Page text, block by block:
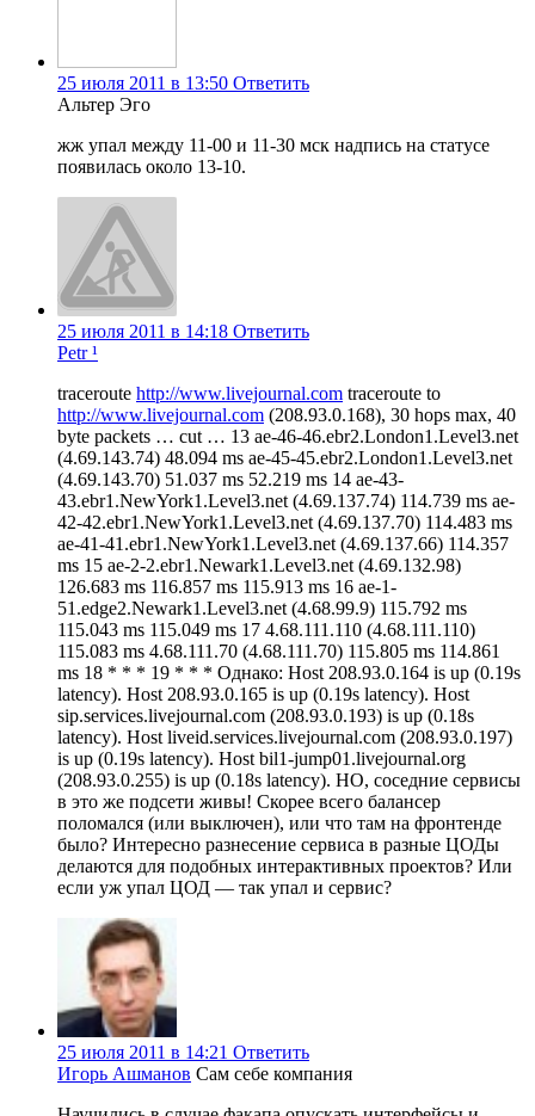
25 июля 2011 в 13:50 Ответить
Альтер Эго
жж упал между 11-00 и 11-30 мск надпись на статусе
появилась около 13-10.
25 июля 2011 в 14:18 Ответить
Petr ¹
traceroute http://www.livejournal.com traceroute to
http://www.livejournal.com (208.93.0.168), 30 hops max, 40
byte packets … cut … 13 ae-46-46.ebr2.London1.Level3.net
(4.69.143.74) 48.094 ms ae-45-45.ebr2.London1.Level3.net
(4.69.143.70) 51.037 ms 52.219 ms 14 ae-43-
43.ebr1.NewYork1.Level3.net (4.69.137.74) 114.739 ms ae-
42-42.ebr1.NewYork1.Level3.net (4.69.137.70) 114.483 ms
ae-41-41.ebr1.NewYork1.Level3.net (4.69.137.66) 114.357
ms 15 ae-2-2.ebr1.Newark1.Level3.net (4.69.132.98)
126.683 ms 116.857 ms 115.913 ms 16 ae-1-
51.edge2.Newark1.Level3.net (4.68.99.9) 115.792 ms
115.043 ms 115.049 ms 17 4.68.111.110 (4.68.111.110)
115.083 ms 4.68.111.70 (4.68.111.70) 115.805 ms 114.861
ms 18 * * * 19 * * * Однако: Host 208.93.0.164 is up (0.19s
latency). Host 208.93.0.165 is up (0.19s latency). Host
sip.services.livejournal.com (208.93.0.193) is up (0.18s
latency). Host liveid.services.livejournal.com (208.93.0.197)
is up (0.19s latency). Host bil1-jump01.livejournal.org
(208.93.0.255) is up (0.18s latency). НО, соседние сервисы
в это же подсети живы! Скорее всего балансер
поломался (или выключен), или что там на фронтенде
было? Интересно разнесение сервиса в разные ЦОДы
делаются для подобных интерактивных проектов? Или
если уж упал ЦОД — так упал и сервис?
25 июля 2011 в 14:21 Ответить
Игорь Ашманов Сам себе компания